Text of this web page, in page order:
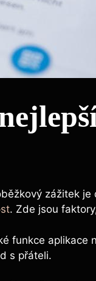
zážitek
. Zde jsou
funkce aplikace
s přáteli.